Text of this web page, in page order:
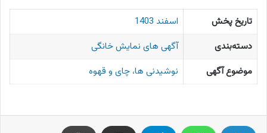
تاریخ پخش
اسفند 1403
دسته‌بندی
آگهی های نمایش خانگی
موضوع آگهی
نوشیدنی ها، چای و قهوه